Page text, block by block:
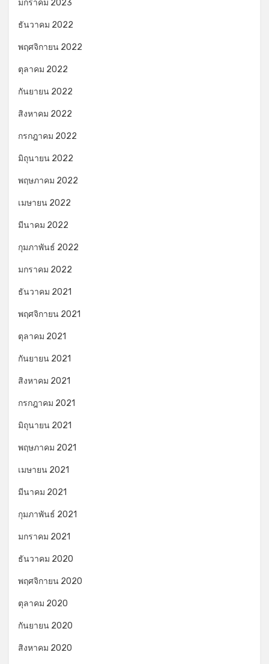
มกราคม 2023
ธันวาคม 2022
พฤศจิกายน 2022
ตุลาคม 2022
กันยายน 2022
สิงหาคม 2022
กรกฎาคม 2022
มิถุนายน 2022
พฤษภาคม 2022
เมษายน 2022
มีนาคม 2022
กุมภาพันธ์ 2022
มกราคม 2022
ธันวาคม 2021
พฤศจิกายน 2021
ตุลาคม 2021
กันยายน 2021
สิงหาคม 2021
กรกฎาคม 2021
มิถุนายน 2021
พฤษภาคม 2021
เมษายน 2021
มีนาคม 2021
กุมภาพันธ์ 2021
มกราคม 2021
ธันวาคม 2020
พฤศจิกายน 2020
ตุลาคม 2020
กันยายน 2020
สิงหาคม 2020